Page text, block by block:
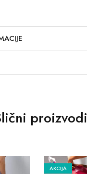
proizvodi
AKCIJA